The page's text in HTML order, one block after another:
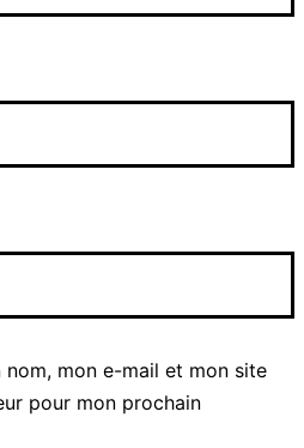
nom, mon e-mail et mon site
pour mon prochain